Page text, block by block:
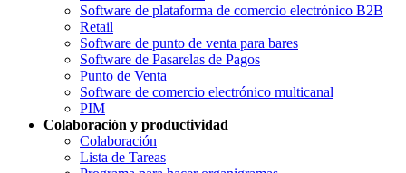
Software de plataforma de comercio electrónico B2B
Retail
Software de punto de venta para bares
Software de Pasarelas de Pagos
Punto de Venta
Software de comercio electrónico multicanal
PIM
Colaboración y productividad
Colaboración
Lista de Tareas